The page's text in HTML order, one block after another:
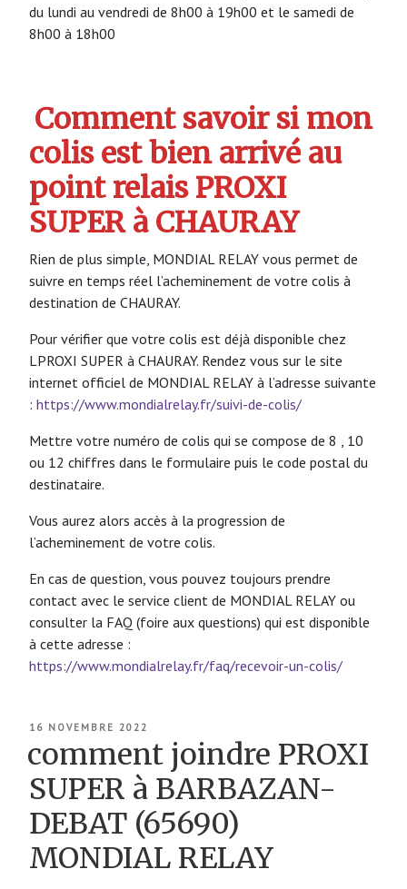
du lundi au vendredi de 8h00 à 19h00 et le samedi de
8h00 à 18h00
Comment savoir si mon
colis est bien arrivé au
point relais PROXI
SUPER à CHAURAY
Rien de plus simple, MONDIAL RELAY vous permet de
suivre en temps réel l’acheminement de votre colis à
destination de CHAURAY.
Pour vérifier que votre colis est déjà disponible chez
LPROXI SUPER à CHAURAY. Rendez vous sur le site
internet officiel de MONDIAL RELAY à l’adresse suivante
: https://www.mondialrelay.fr/suivi-de-colis/
Mettre votre numéro de colis qui se compose de 8 , 10
ou 12 chiffres dans le formulaire puis le code postal du
destinataire.
Vous aurez alors accès à la progression de
l’acheminement de votre colis.
En cas de question, vous pouvez toujours prendre
contact avec le service client de MONDIAL RELAY ou
consulter la FAQ (foire aux questions) qui est disponible
à cette adresse :
https://www.mondialrelay.fr/faq/recevoir-un-colis/
PUBLIÉ
16 NOVEMBRE 2022
comment joindre PROXI
SUPER à BARBAZAN-
DEBAT (65690)
MONDIAL RELAY